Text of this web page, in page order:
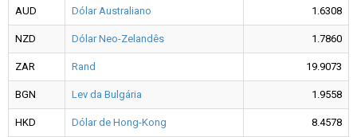
AUD Dólar Australiano 1.6308
NZD Dólar Neo-Zelandês 1.7860
ZAR Rand 19.9073
BGN Lev da Bulgária 1.9558
HKD Dólar de Hong-Kong 8.4578